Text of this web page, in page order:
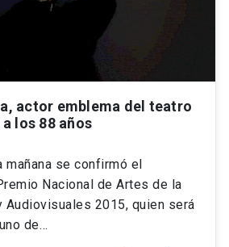
actor emblema del teatro
los 88 años
mañana se confirmó el
Nacional de Artes de la
Audiovisuales 2015, quien será
de…